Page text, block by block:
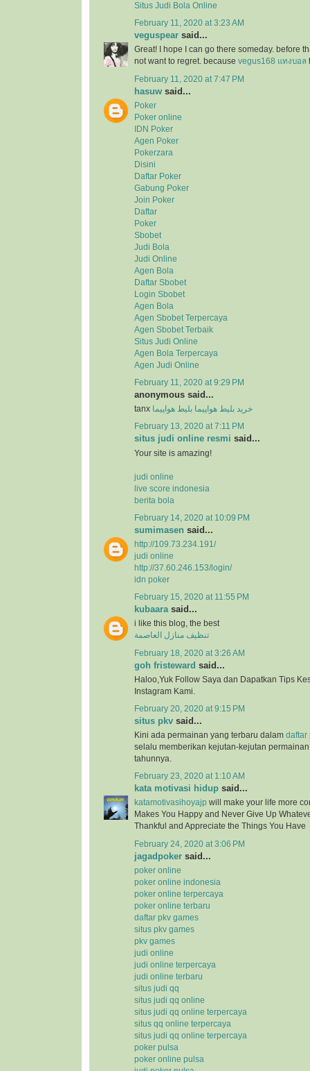
Situs Judi Bola Online
February 11, 2020 at 3:23 AM
veguspear said...
Great! I hope I can go there someday. before
not want to regret. because vegus168 แทงบอล
February 11, 2020 at 7:47 PM
hasuw said...
Poker
Poker online
IDN Poker
Agen Poker
Pokerzara
Disini
Daftar Poker
Gabung Poker
Join Poker
Daftar
Poker
Sbobet
Judi Bola
Judi Online
Agen Bola
Daftar Sbobet
Login Sbobet
Agen Bola
Agen Sbobet Terpercaya
Agen Sbobet Terbaik
Situs Judi Online
Agen Bola Terpercaya
Agen Judi Online
February 11, 2020 at 9:29 PM
anonymous said...
tanx خرید بلیط هواپیما بلیط هواپیما
February 13, 2020 at 7:11 PM
situs judi online resmi said...
Your site is amazing!
judi online
live score indonesia
berita bola
February 14, 2020 at 10:09 PM
sumimasen said...
http://109.73.234.191/
judi online
http://37.60.246.153/login/
idn poker
February 15, 2020 at 11:55 PM
kubaarasaid...
i like this blog, the best
تنظيف منازل العاصمة
February 18, 2020 at 3:26 AM
goh fristeward said...
Haloo,Yuk Follow Saya dan Dapatkan Tips
Instagram Kami.
February 20, 2020 at 9:15 PM
situs pkv said...
Kini ada permainan yang terbaru dalam daftar
selalu memberikan kejutan-kejutan
tahunnya.
February 23, 2020 at 1:10 AM
kata motivasi hidup said...
katamotivasihoyajp will make your life more
Makes You Happy and Never Give Up
Thankful and Appreciate the Things You Have
February 24, 2020 at 3:06 PM
jagadpoker said...
poker online
poker online indonesia
poker online terpercaya
poker online terbaru
daftar pkv games
situs pkv games
pkv games
judi online
judi online terpercaya
judi online terbaru
situs judi qq
situs judi qq online
situs judi qq online terpercaya
situs qq online terpercaya
situs judi qq online terpercaya
poker pulsa
poker online pulsa